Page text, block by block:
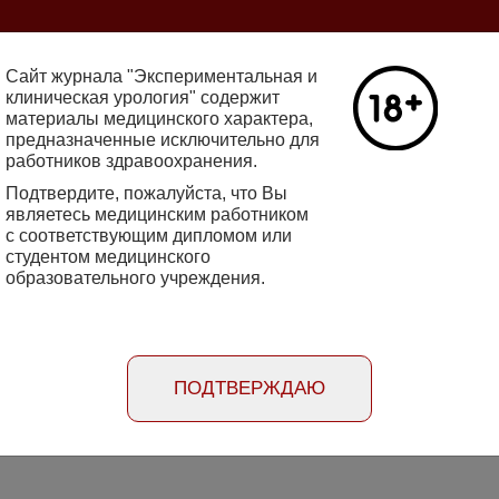
2712-8571 10.29188/2222-8543
- основатель НИИ
исследования в НИИ
Подробнее
Номер №2,
i klinicheskaya urologiya
для авторов
рекламодателей
Сайт журнала "Экспериментальная и
клиническая урология" содержит
материалы медицинского характера,
предназначенные исключительно для
работников здравоохранения.
Подтвердите, пожалуйста, что Вы
являетесь медицинским работником
с соответствующим дипломом или
студентом медицинского
образовательного учреждения.
ПОДТВЕРЖДАЮ